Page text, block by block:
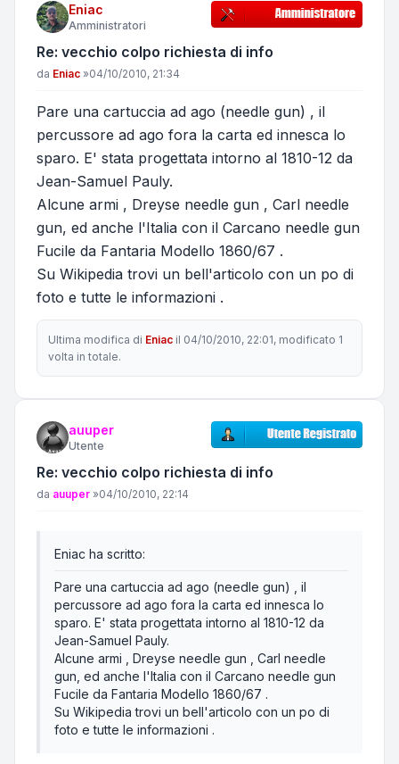
Eniac
Amministratori
Re: vecchio colpo richiesta di info
Messaggio
da Eniac »04/10/2010, 21:34
Pare una cartuccia ad ago (needle gun) , il
percussore ad ago fora la carta ed innesca lo
sparo. E' stata progettata intorno al 1810-12 da
Jean-Samuel Pauly.
Alcune armi , Dreyse needle gun , Carl needle
gun, ed anche l'Italia con il Carcano needle gun
Fucile da Fantaria Modello 1860/67 .
Su Wikipedia trovi un bell'articolo con un po di
foto e tutte le informazioni .
Ultima modifica di Eniac il 04/10/2010, 22:01, modificato 1
volta in totale.
auuper
Utente
Re: vecchio colpo richiesta di info
Messaggio
da auuper »04/10/2010, 22:14
Eniac ha scritto:
Pare una cartuccia ad ago (needle gun) , il
percussore ad ago fora la carta ed innesca lo
sparo. E' stata progettata intorno al 1810-12 da
Jean-Samuel Pauly.
Alcune armi , Dreyse needle gun , Carl needle
gun, ed anche l'Italia con il Carcano needle gun
Fucile da Fantaria Modello 1860/67 .
Su Wikipedia trovi un bell'articolo con un po di
foto e tutte le informazioni .